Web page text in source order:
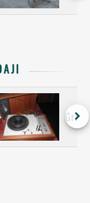
keyboard_arrow_right